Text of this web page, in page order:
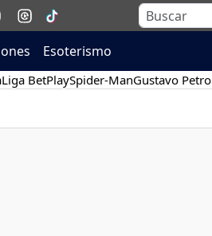
Esoterismo
Liga BetPlaySpider-ManGustavo Petro